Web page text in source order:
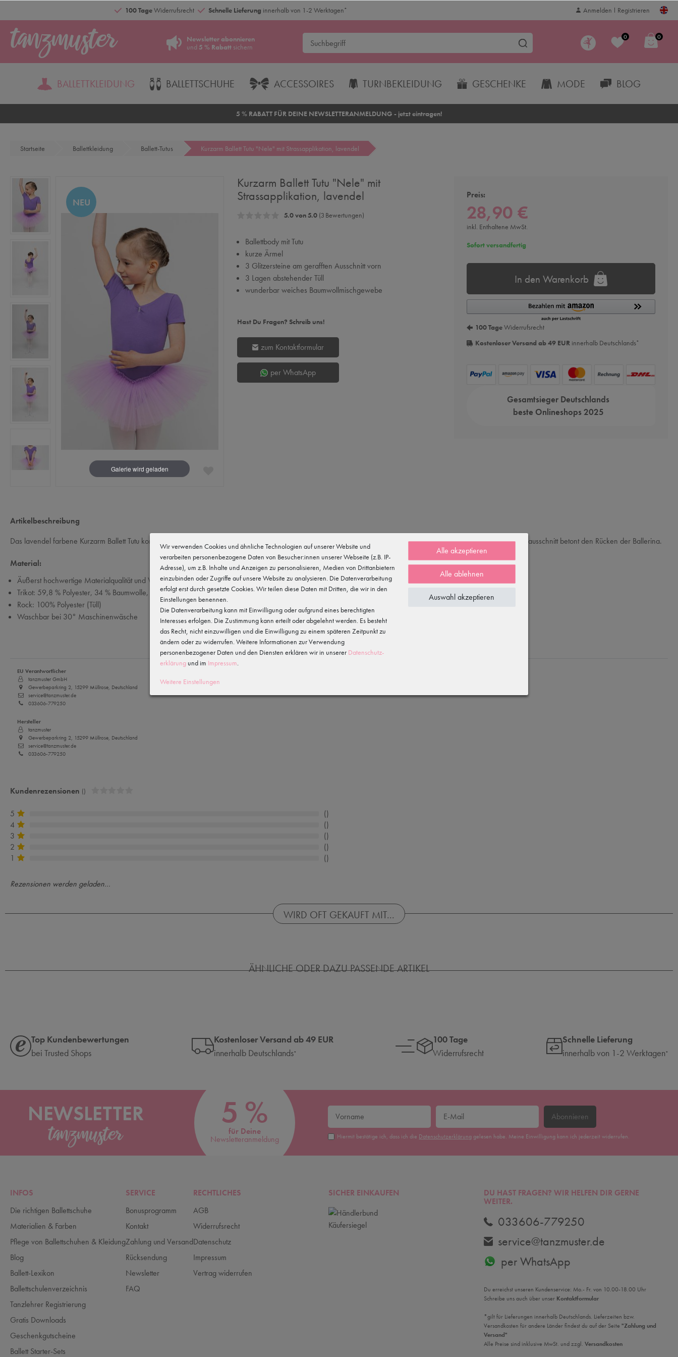
100 TageWiderrufsrecht Schnelle Lieferung innerhalb von 1-2 Werktagen* Anmelden Registrieren
0 0
Newsletter abonnieren
und 5 % Rabattsichern
BALLETTKLEIDUNG BALLETTSCHUHE ACCESSOIRES TURNBEKLEIDUNG GESCHENKE MODE BLOG
5 % RABATT FÜR DEINE NEWSLETTERANMELDUNG - jetzt eintragen!
Startseite Ballettkleidung Ballett-Tutus Kurzarm Ballett Tutu "Nele" mit Strassapplikation, lavendel
NEU
Kurzarm Ballett Tutu "Nele" mit
Strassapplikation, lavendel
5.0 von 5.0(3 Bewertungen)
Ballettbody mit Tutu
kurze Ärmel
3 Glitzersteine am gerafften Ausschnitt vorn
3 Lagen abstehender Tüll
wunderbar weiches Baumwollmischgewebe
Hast Du Fragen? Schreib uns!
zum Kontaktformular
per WhatsApp
Preis:
28,90 €
inkl. Enthaltene MwSt.
Sofort versandfertig
In den Warenkorb
100 TageWiderrufsrecht
Kostenloser Versand ab 49 EUR innerhalb Deutschlands*
Gesamtsieger Deutschlands
beste Onlineshops 2025
Artikelbeschreibung
Das lavendel farbene Kurzarm Ballett Tutu kommt mit kleinen Extras: die Strassapplikation am Ausschnitt wirkt edel und gleichzeitig verspielt und der tief geraffte Rückenausschnitt betont den Rücken der Ballerina.
Material:
Äußerst hochwertige Materialqualität und Verarbeitung
Trikot: 59,8 % Polyester, 34 % Baumwolle, 6,2 % Elasthan
Rock: 100% Polyester (Tüll)
Waschbar bei 30° Maschinenwäsche
EU Verantwortlicher
tanzmuster GmbH
Gewerbeparkring 2, 15299 Müllrose, Deutschland
service@tanzmuster.de
033606-779250
Hersteller
tanzmuster
Gewerbeparkring 2, 15299 Müllrose, Deutschland
service@tanzmuster.de
033606-779250
Kundenrezensionen ()
5
4
3
2
1
Rezensionen werden geladen...
WIRD OFT GEKAUFT MIT...
ÄHNLICHE ODER DAZU PASSENDE ARTIKEL
Top Kundenbewertungen
bei Trusted Shops
Kostenloser Versand ab 49 EUR
innerhalb Deutschlands*
100 Tage
Widerrufsrecht
Schnelle Lieferung
innerhalb von 1-2 Werktagen*
NEWSLETTER 5 %
für Deine
Newsletteranmeldung
Abonnieren
Hiermit bestätige ich, dass ich die Daten­schutz­erklärunggelesen habe. Meine Einwilligung kann ich jederzeit widerrufen.
INFOS
Die richtigen Ballettschuhe
Materialien & Farben
Pflege von Ballettschuhen & Kleidung
Blog
Ballett-Lexikon
Ballettschulenverzeichnis
Tanzlehrer Registrierung
Gratis Downloads
Geschenkgutscheine
Ballett Starter-Sets
SERVICE
Bonusprogramm
Kontakt
Zahlung und Versand
Rücksendung
Newsletter
FAQ
RECHTLICHES
AGB
Widerrufsrecht
Datenschutz
Impressum
Vertrag widerrufen
SICHER EINKAUFEN
DU HAST FRAGEN? WIR HELFEN DIR GERNE
WEITER.
033606-779250
service@tanzmuster.de
per WhatsApp
Du erreichst unseren Kundenservice: Mo.- Fr. von 10.00-18.00 Uhr
Schreibe uns auch über unser Kontaktformular
*gilt für Lieferungen innerhalb Deutschlands. Lieferzeiten bzw.
Versandkosten für andere Länder findest du auf der Seite "Zahlung und
Versand"
Alle Preise sind inklusive MwSt. und zzgl. Versandkosten
Wir verwenden Cookies und ähnliche Technologien auf unserer Website und
verarbeiten personenbezogene Daten von Besucher:innen unserer Webseite (z.B. IP-
Adresse), um z.B. Inhalte und Anzeigen zu personalisieren, Medien von Drittanbietern
einzubinden oder Zugriffe auf unsere Website zu analysieren. Die Datenverarbeitung
erfolgt erst durch gesetzte Cookies. Wir teilen diese Daten mit Dritten, die wir in den
Einstellungen benennen.
Die Datenverarbeitung kann mit Einwilligung oder aufgrund eines berechtigten
Interesses erfolgen. Die Zustimmung kann erteilt oder abgelehnt werden. Es besteht
das Recht, nicht einzuwilligen und die Einwilligung zu einem späteren Zeitpunkt zu
ändern oder zu widerrufen. Weitere Informationen zur Verwendung
personenbezogener Daten und den Diensten erklären wir in unserer Daten­schutz­
erklärung und im Impressum.
Weitere Einstellungen
Alle akzeptieren
Alle ablehnen
Auswahl akzeptieren